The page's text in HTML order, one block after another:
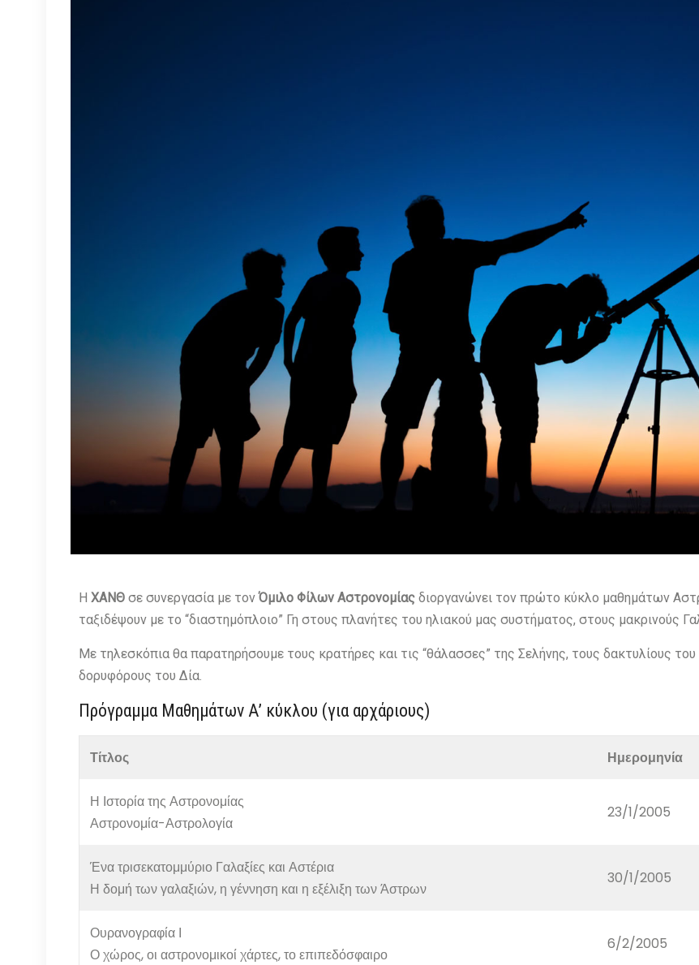
Η ΧΑΝΘ σε συνεργασία με τονΌμιλο Φίλων Αστρονομίας διοργανώνει τον πρώτο κύκλο μαθημάτων
ταξιδέψουν με το “διαστημόπλοιο” Γη στους πλανήτες του ηλιακού μας συστήματος, στους μακρινούς
Με τηλεσκόπια θα παρατηρήσουμε τους κρατήρες και τις “θάλασσες” της Σελήνης, τους δακτυλίους
δορυφόρους του Δία.
Πρόγραμμα Μαθημάτων Α’ κύκλου (για αρχάριους)
Τίτλος Ημερομηνία
Η Ιστορία της Αστρονομίας
Αστρονομία-Αστρολογία
23/1/2005
Ένα τρισεκατομμύριο Γαλαξίες και Αστέρια
Η δομή των γαλαξιών, η γέννηση και η εξέλιξη των Άστρων
30/1/2005
Ουρανογραφία Ι
Ο χώρος, οι αστρονομικοί χάρτες, το επιπεδόσφαιρο
6/2/2005